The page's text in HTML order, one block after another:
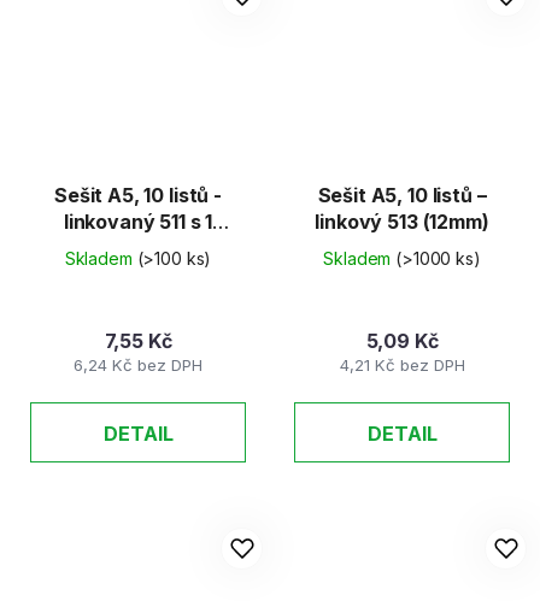
Sešit A5, 10 listů -
linkovaný 511 s 1
pomoc. linkou
Skladem (>100 ks)
6,24 Kč bez DPH
7,55 Kč
DETAIL
Sešit A5, 10 listů –
linkový 513 (12mm)
Skladem (>1000 ks)
4,21 Kč bez DPH
5,09 Kč
DETAIL